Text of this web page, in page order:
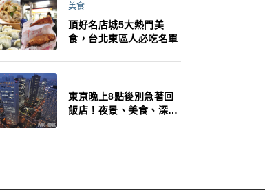
美食
頂好名店城5大熱門美
食，台北東區人必吃名單
東京晚上8點後別急著回
飯店！夜景、美食、深夜